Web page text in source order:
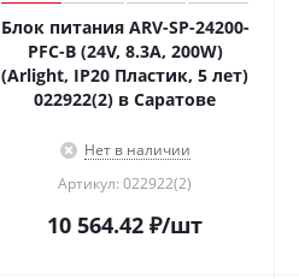
Блок питания ARV-SP-24200-
PFC-B (24V, 8.3A, 200W)
(Arlight, IP20 Пластик, 5 лет)
022922(2) в Саратове
Нет в наличии
Артикул: 022922(2)
10 564.42 ₽/шт